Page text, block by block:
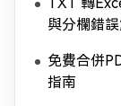
與分欄錯
免費合併
指南